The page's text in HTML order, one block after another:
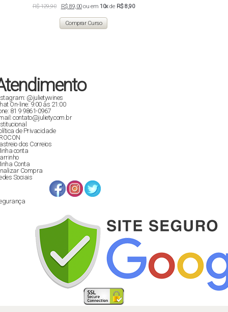
R$129,90
preço
original
R$ 129,90.
R$ 89,00O
preço
atual
é:
R$ 89,00.
ou em 10xde R$ 8,90
Comprar Curso
@julietywines
On-line: 9:00 às 21:00
81 9 9861-0967
contato@juliety.com.br
de Privacidade
dos Correios
conta
Conta
Compra
Sociais